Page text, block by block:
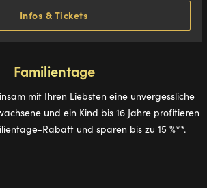
Infos & Tickets
Familientage
mit Ihren Liebsten eine unvergessliche
und ein Kind bis 16 Jahre profitieren
Rabatt und sparen bis zu 15 %**.